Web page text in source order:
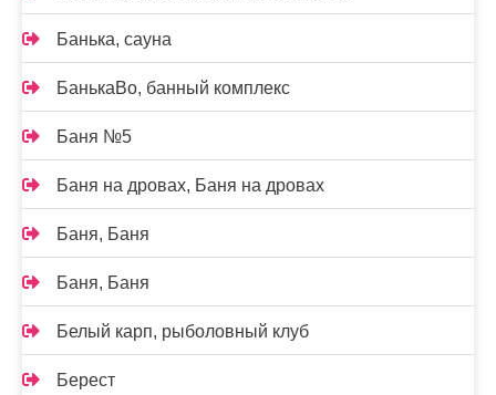
Банька, сауна
БанькаВо, банный комплекс
Баня №5
Баня на дровах, Баня на дровах
Баня, Баня
Баня, Баня
Белый карп, рыболовный клуб
Берест